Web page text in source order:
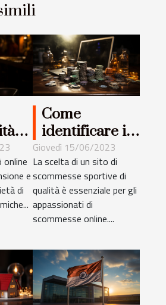
il
online
e
di
Come
identificare il
miglior sito di
scommesse
sportive ?
Giovedì 15/06/2023
La scelta di un sito di
scommesse sportive di
qualità è essenziale per gli
appassionati di
scommesse online....